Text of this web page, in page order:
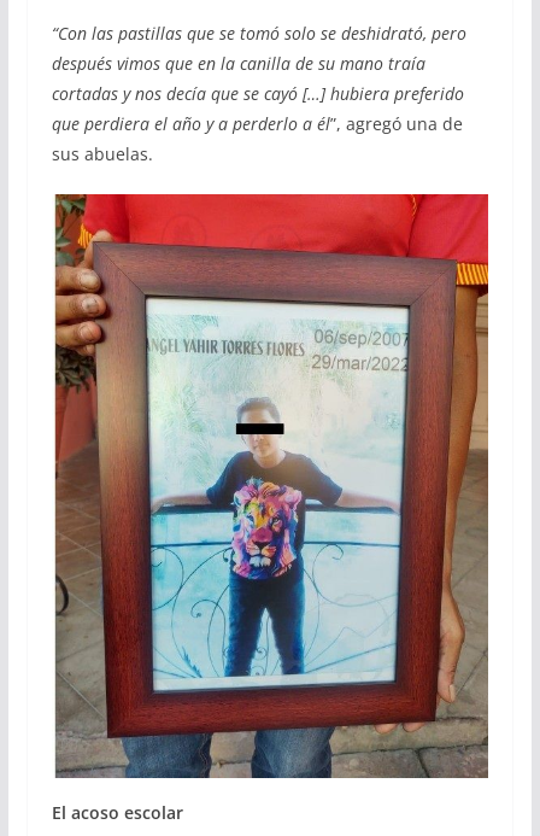
“Con las pastillas que se tomó solo se deshidrató, pero
después vimos que en la canilla de su mano traía
cortadas y nos decía que se cayó […] hubiera preferido
que perdiera el año y a perderlo a él”, agregó una de
sus abuelas.
El acoso escolar